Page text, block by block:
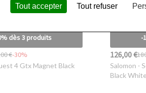
dès 3 produits
€-30%
4 Gtx Magnet Black
-
126,00 €
Salomon -
Black White
Tout accepter Tout refuser